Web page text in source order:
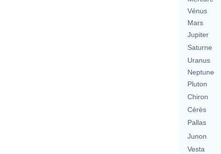
Vénus
Mars
Jupiter
Saturne
Uranus
Neptune
Pluton
Chiron
Cérès
Pallas
Junon
Vesta